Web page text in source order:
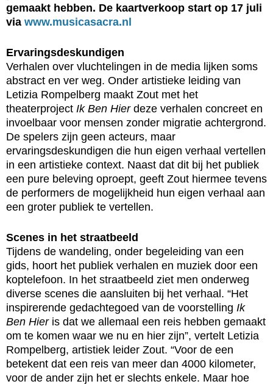
gemaakt hebben. De kaartverkoop start op 17 juli
via www.musicasacra.nl
Ervaringsdeskundigen
Verhalen over vluchtelingen in de media lijken soms
abstract en ver weg. Onder artistieke leiding van
Letizia Rompelberg maakt Zout met het
theaterproject Ik Ben Hierdeze verhalen concreet en
invoelbaar voor mensen zonder migratie achtergrond.
De spelers zijn geen acteurs, maar
ervaringsdeskundigen die hun eigen verhaal vertellen
in een artistieke context. Naast dat dit bij het publiek
een pure beleving oproept, geeft Zout hiermee tevens
de performers de mogelijkheid hun eigen verhaal aan
een groter publiek te vertellen.
Scenes in het straatbeeld
Tijdens de wandeling, onder begeleiding van een
gids, hoort het publiek verhalen en muziek door een
koptelefoon. In het straatbeeld ziet men onderweg
diverse scenes die aansluiten bij het verhaal. “Het
inspirerende gedachtegoed van de voorstelling Ik
Ben Hieris dat we allemaal een reis hebben gemaakt
om te komen waar we nu en hier zijn”, vertelt Letizia
Rompelberg, artistiek leider Zout. “Voor de een
betekent dat een reis van meer dan 4000 kilometer,
voor de ander zijn het er slechts enkele. Maar hoe